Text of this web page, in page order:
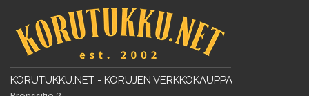
KORUTUKKU.NET - KORUJEN VERKKOKAUPPA